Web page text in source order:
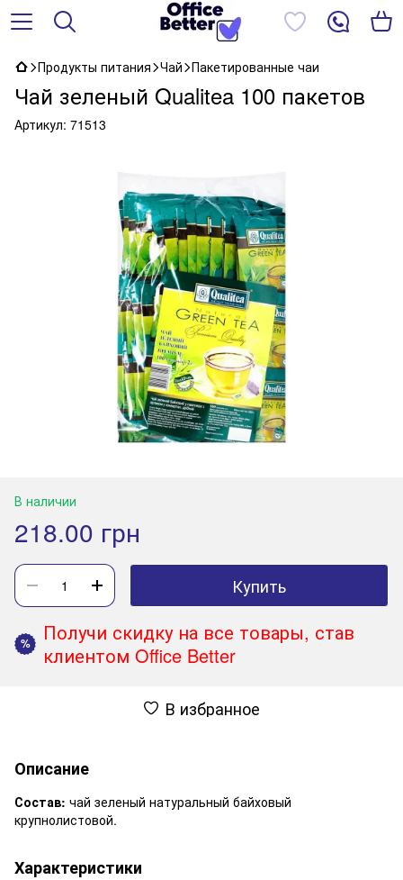
Продукты питания Чай Пакетированные чаи
Чай зеленый Qualitea 100 пакетов
Артикул: 71513
В наличии
218.00 грн
Купить
%
Получи скидку на все товары, став
клиентом Office Better
В избранное
Описание
Состав: чай зеленый натуральный байховый
крупнолистовой.
Характеристики